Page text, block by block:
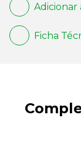
Adicionar
Ficha